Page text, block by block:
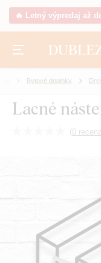
🔥 Letný výpredaj až
Bytové doplnky
Lacné
(0